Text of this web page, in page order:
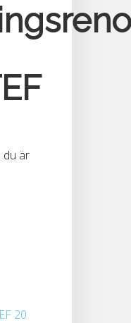
du är
20